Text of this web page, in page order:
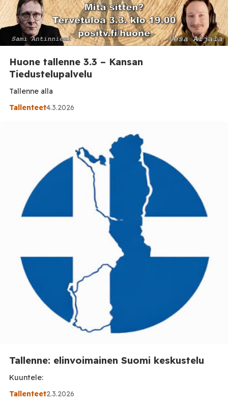
Huone tallenne 3.3 – Kansan
Tiedustelupalvelu
Tallenne alla
Tallenteet4.3.2026
Tallenne: elinvoimainen Suomi keskustelu
Kuuntele:
Tallenteet2.3.2026